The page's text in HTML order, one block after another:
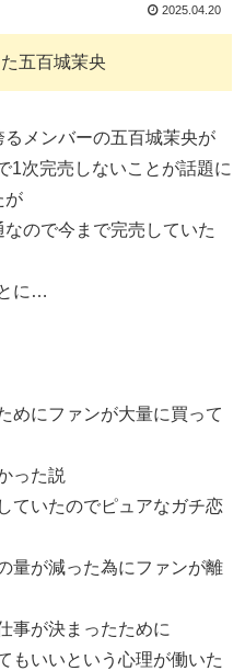
2025.04.20
五百城茉央
メンバーの五百城茉央が
1次完売しないことが話題に
が
ので今まで完売していた
に…
めにファンが大量に買って
った説
ていたのでピュアなガチ恋
量が減った為にファンが離
事が決まったために
もいいという心理が働いた